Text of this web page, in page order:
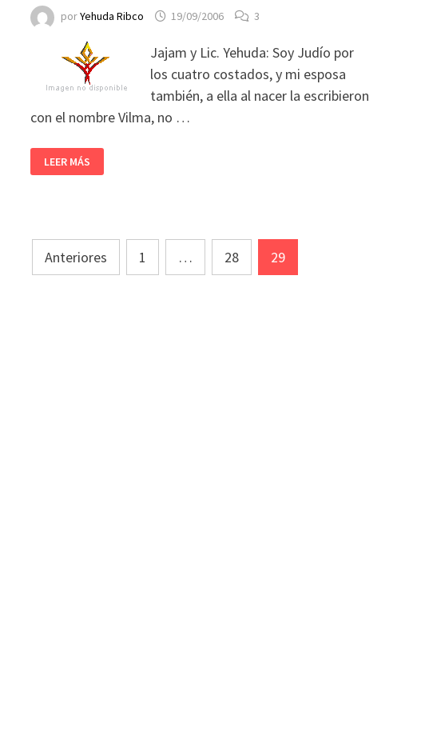
porYehuda Ribco 19/09/2006 3
Jajam y Lic. Yehuda: Soy Judío por
los cuatro costados, y mi esposa
también, a ella al nacer la escribieron
con el nombre Vilma, no …
LEER MÁS
Paginación
de
Anteriores 1 … 28 29